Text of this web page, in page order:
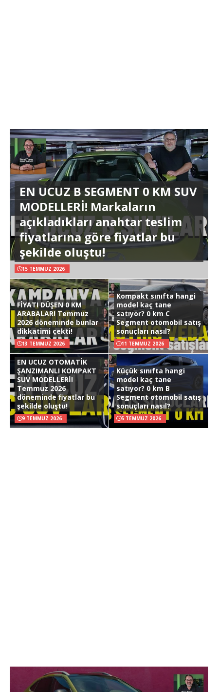
EN UCUZ B SEGMENT 0 KM SUV
MODELLERİ! Markaların
açıkladıkları anahtar teslim
fiyatlarına göre fiyatlar bu
şekilde oluştu!
15 TEMMUZ 2026
FİYATI DÜŞEN 0 KM
ARABALAR! Temmuz
2026 döneminde bunlar
dikkatimi çekti!
13 TEMMUZ 2026
Kompakt sınıfta hangi
model kaç tane
satıyor? 0 km C
Segment otomobil satış
sonuçları nasıl?
11 TEMMUZ 2026
EN UCUZ OTOMATİK
ŞANZIMANLI KOMPAKT
SUV MODELLERİ!
Temmuz 2026
döneminde fiyatlar bu
şekilde oluştu!
9 TEMMUZ 2026
Küçük sınıfta hangi
model kaç tane
satıyor? 0 km B
Segment otomobil satış
sonuçları nasıl?
5 TEMMUZ 2026